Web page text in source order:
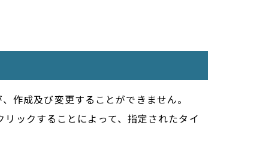
作成及び変更することができません。
ックすることによって、指定されたタイ